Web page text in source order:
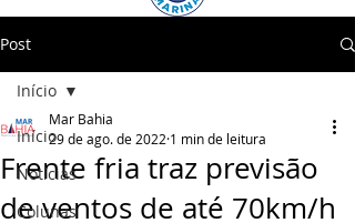
Post
Início
Notícias
Colunas
Início
Frente fria traz previsão
de ventos de até 70km/h
Mar Bahia
29 de ago. de 2022 1 min de leitura